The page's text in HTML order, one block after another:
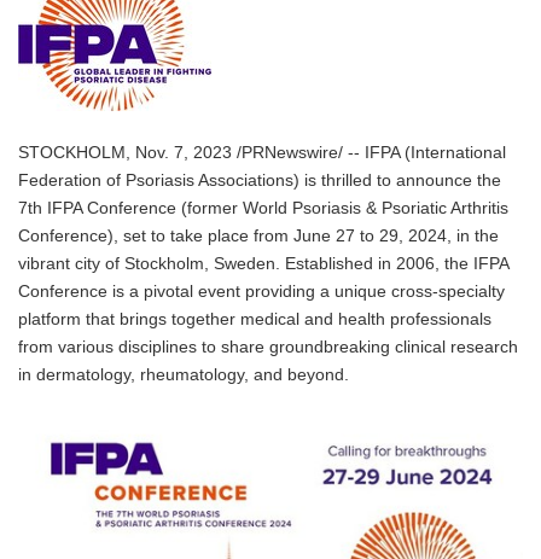
STOCKHOLM, Nov. 7, 2023 /PRNewswire/ -- IFPA (International
Federation of Psoriasis Associations) is thrilled to announce the
7th IFPA Conference (former World Psoriasis & Psoriatic Arthritis
Conference), set to take place from June 27 to 29, 2024, in the
vibrant city of Stockholm, Sweden. Established in 2006, the IFPA
Conference is a pivotal event providing a unique cross-specialty
platform that brings together medical and health professionals
from various disciplines to share groundbreaking clinical research
in dermatology, rheumatology, and beyond.